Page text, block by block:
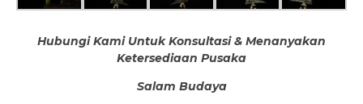
Hubungi Kami Untuk Konsultasi & Menanyakan
Ketersediaan Pusaka
Salam Budaya